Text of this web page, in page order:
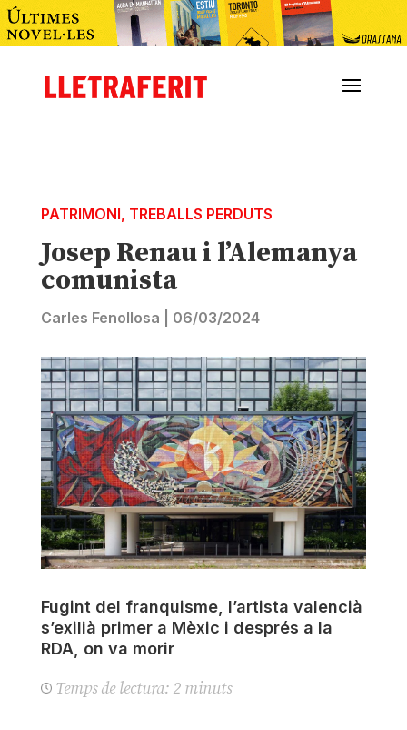
PATRIMONI, TREBALLS PERDUTS
Josep Renau i l’Alemanya
comunista
Carles Fenollosa 06/03/2024
Fugint del franquisme, l’artista valencià
s’exilià primer a Mèxic i després a la
RDA, on va morir
Temps de lectura: 2 minuts